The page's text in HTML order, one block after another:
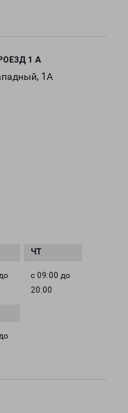
1 А
1А
с 09:00 до
20:00